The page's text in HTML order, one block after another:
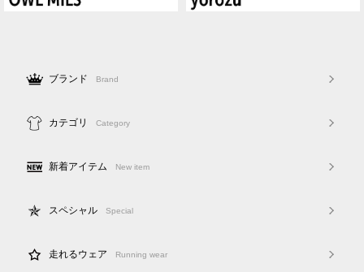
ブランド Brand
カテゴリ Category
新着アイテム New item
スペシャル Special
走れるウェア Running wear